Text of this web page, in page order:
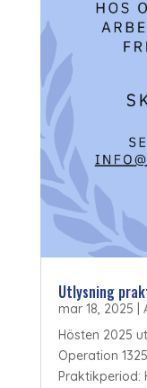
Utlysning
mar 18, 2025
Hösten 2025
Operation
Praktikperiod: